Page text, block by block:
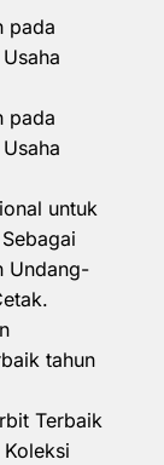
pada
pada
untuk
Undang-
tahun
Terbaik